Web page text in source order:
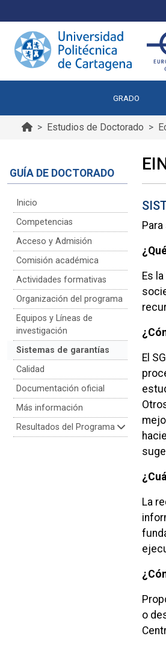
GRADO
Estudios de Doctorado
GUÍA DE DOCTORADO
Inicio
Competencias
Acceso y Admisión
Comisión académica
Actividades formativas
Organización del programa
Equipos y Líneas de
investigación
Sistemas de garantías
Calidad
Documentación oficial
Más información
Resultados del Programa
Es
El
La
o